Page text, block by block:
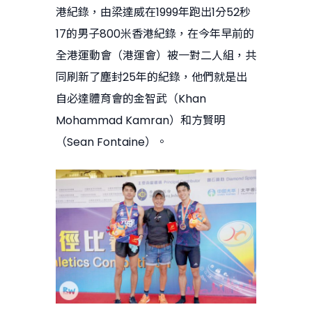
港紀錄，由梁達威在1999年跑出1分52秒
17的男子800米香港紀錄，在今年早前的
全港運動會（港運會）被一對二人組，共
同刷新了塵封25年的紀錄，他們就是出
自必達體育會的金智武（Khan
Mohammad Kamran）和方賢明
（Sean Fontaine）。